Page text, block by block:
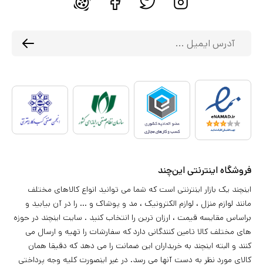
فروشگاه اینترنتی این‌چند
اینچند یک بازار اینترنتی است که شما می توانید انواع کالاهای مختلف
مانند لوازم منزل ، لوازم الکترونیک ، مد و پوشاک و ... را در آن بیابید و
براساس مقایسه قیمت ، ارزان ترین را انتخاب کنید . سایت اینچند در حوزه
های مختلف کالا تامین کنندگانی دارد که سفارشات را تهیه و ارسال می
کنند و البته اینچند به خریداران این ضمانت را می دهد که دقیقا همان
کالای مورد نظر به دست آنها می رسد. در غیر اینصورت کلیه وجه پرداختی